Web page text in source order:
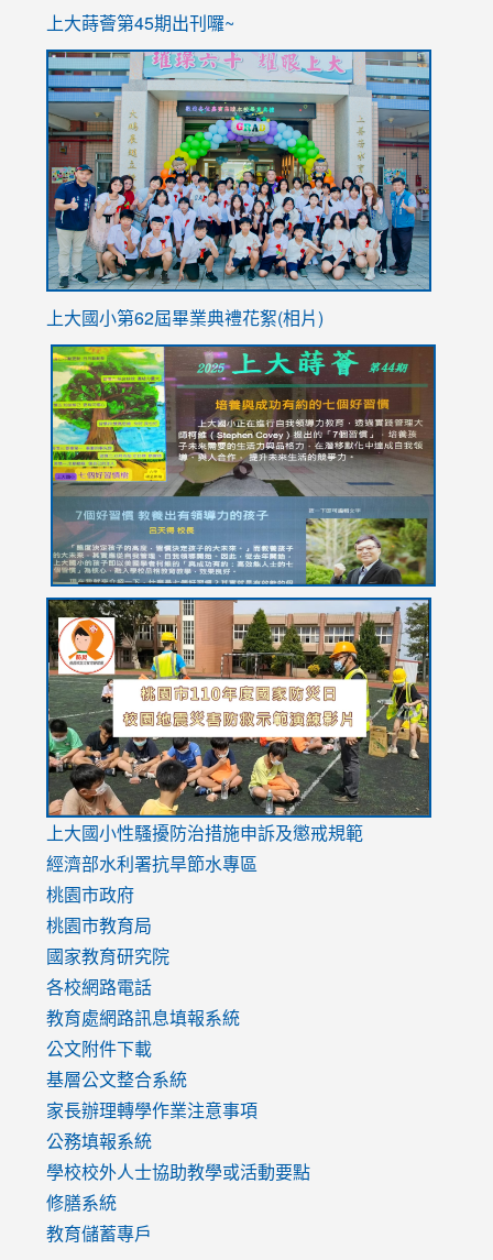
ink
https://sites.google.com/stes.tyc.edu.tw/
上大蒔薈第45期出刊囉~
上大國小第62屆畢業典禮花絮(相片)
link
to
https://drive.google.com/file/d/1I-
YfDQppRvyMk686kIw6SBbssEIZ6WnT/view?
usp=sharing
link
to
https://sites.google.com/stes.tyc.edu.tw/
link
to
https://drive.google.com/file/d/
usp=sharing
link
to
https://www.youtube.com/watch?
v=mfpNykQ0g4M
上大國小性騷擾防治措施申訴及懲戒規範
經濟部水利署抗旱節水專區
桃園市政府
桃園市教育局
國家教育研究院
各校網路電話
教育處網路訊息填報系統
公文附件下載
基層公文整合系統
家長辦理轉學作業注意事項
公務填報系統
學校校外人士協助教學或活動要點
修膳系統
教育儲蓄專戶